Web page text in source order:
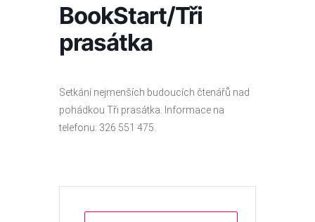
BookStart/Tři
prasátka
Setkání nejmenších budoucích čtenářů nad
pohádkou Tři prasátka. Informace na
telefonu: 326 551 475.